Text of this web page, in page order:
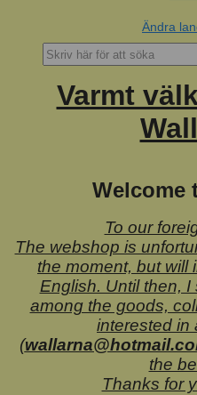
Ändra
Varmt
Welcome
To our
The webshop is
the moment, but will
English. Until then,
among the goods,
interested in
(
the
Thanks for